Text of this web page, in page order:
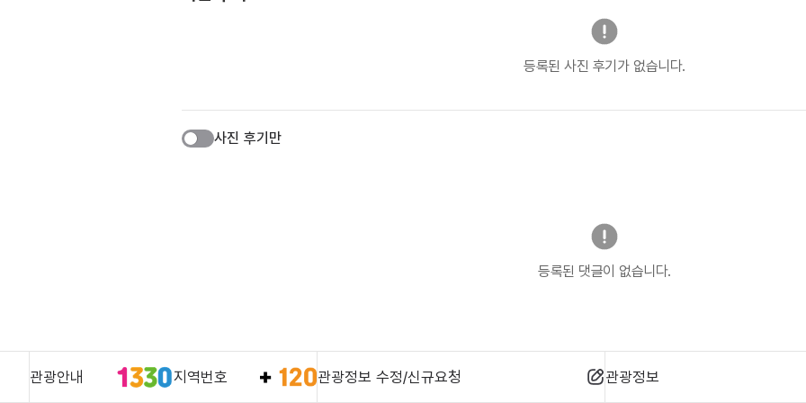
등록된 사진 후기가 없습니다.
사진 후기만
등록된 댓글이 없습니다.
관광안내 지역번호 관광정보 수정/신규요청 관광정보